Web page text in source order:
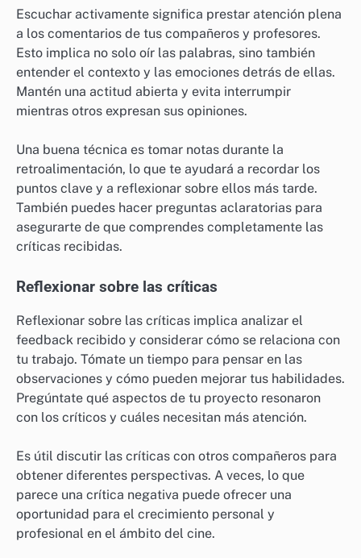
Escuchar activamente significa prestar atención plena
a los comentarios de tus compañeros y profesores.
Esto implica no solo oír las palabras, sino también
entender el contexto y las emociones detrás de ellas.
Mantén una actitud abierta y evita interrumpir
mientras otros expresan sus opiniones.
Una buena técnica es tomar notas durante la
retroalimentación, lo que te ayudará a recordar los
puntos clave y a reflexionar sobre ellos más tarde.
También puedes hacer preguntas aclaratorias para
asegurarte de que comprendes completamente las
críticas recibidas.
Reflexionar sobre las críticas
Reflexionar sobre las críticas implica analizar el
feedback recibido y considerar cómo se relaciona con
tu trabajo. Tómate un tiempo para pensar en las
observaciones y cómo pueden mejorar tus habilidades.
Pregúntate qué aspectos de tu proyecto resonaron
con los críticos y cuáles necesitan más atención.
Es útil discutir las críticas con otros compañeros para
obtener diferentes perspectivas. A veces, lo que
parece una crítica negativa puede ofrecer una
oportunidad para el crecimiento personal y
profesional en el ámbito del cine.